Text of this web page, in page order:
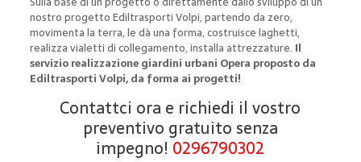
nostro progetto Ediltrasporti Volpi, partendo da zero,
movimenta la terra, le dà una forma, costruisce laghetti,
realizza vialetti di collegamento, installa attrezzature. Il
servizio realizzazione giardini urbani Opera proposto da
Ediltrasporti Volpi, da forma ai progetti!
Contattci ora e richiedi il vostro
preventivo gratuito senza
impegno! 0296790302